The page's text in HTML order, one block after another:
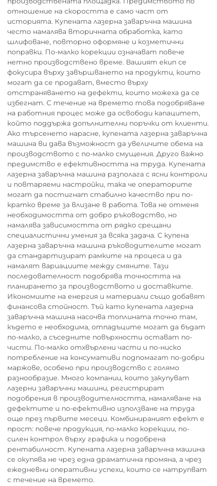
отношение на скоростта е само част от
историята. Купената лазерна заваръчна машина
често намалява вторичната обработка, като
шлифоване, повторно оформяне и козметични
поправки. По-малко корекции означават повече
нетно производствено време. Вашият екип се
фокусира върху завършването на продукти, които
могат да се продават, вместо върху
отстраняването на дефекти, които можеха да се
избегнат. С течение на времето това подобряване
на работния процес може да освободи капацитет,
който поддържа допълнителни поръчки от клиенти.
Ако търсенето нарасне, купената лазерна заваръчна
машина ви дава възможност да увеличите обема на
производството с по-малко смущения. Друго важно
предимство е ефективността на труда. Купената
лазерна заваръчна машина разполага с ясни контроли
и повтаряеми настройки, така че операторите
могат да постигнат стабилно качество при по-
кратко време за влизане в работа. Това не отменя
необходимостта от добро ръководство, но
намалява зависимостта от рядко срещани
специалистични умения за всяка задача. С купена
лазерна заваръчна машина ръководителите могат
да стандартизират рамките на процеса и да
намалят вариациите между смяните. Тази
последователност подобрява точността на
планирането за производството и доставките.
Икономиите на енергия и материали също добавят
финансова стойност. Тъй като купената лазерна
заваръчна машина насочва топлината точно там,
където е необходима, отпадъците могат да бъдат
по-малко, а съседните повърхности остават по-
чисти. По-малко отхвърлени части и по-ниско
потребление на консумативи подпомагат по-добри
маржове, особено при производство с голямо
разнообразие. Много компании, които закупуват
лазерни заваръчни машини, регистрират
подобрения в производителността, намаляване на
дефектите и по-ефективно използване на труда
още през първите месеци. Комбинираният ефект е
прост: повече продукция, по-малко корекции, по-
силен контрол върху графика и подобрена
рентабилност. Купената лазерна заваръчна машина
се окупява не чрез една драматична промяна, а чрез
ежедневни оперативни успехи, които се натрупват
с течение на времето.